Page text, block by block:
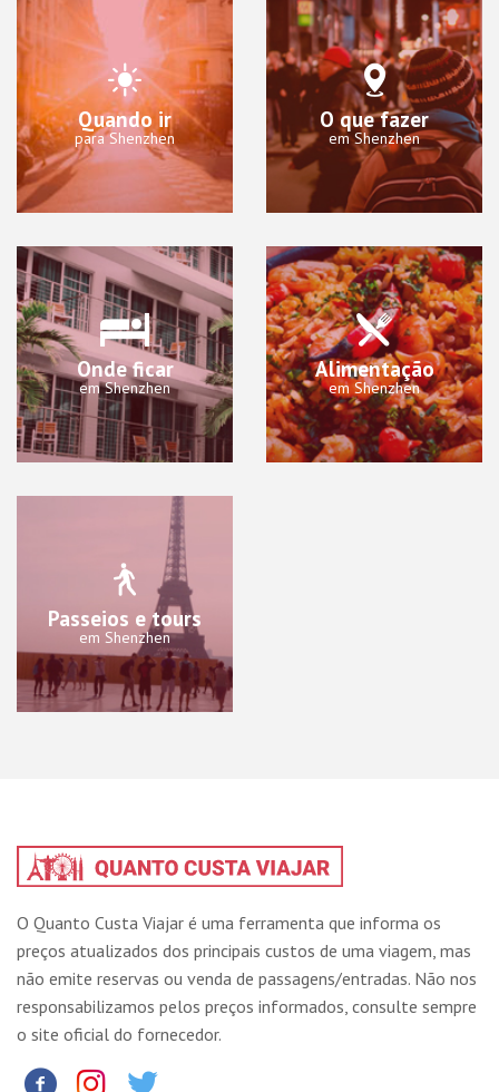
Quando ir
para Shenzhen
O que fazer
em Shenzhen
Onde ficar
em Shenzhen
Alimentação
em Shenzhen
Passeios e tours
em Shenzhen
O Quanto Custa Viajar é uma ferramenta que informa os
preços atualizados dos principais custos de uma viagem, mas
não emite reservas ou venda de passagens/entradas. Não nos
responsabilizamos pelos preços informados, consulte sempre
o site oficial do fornecedor.